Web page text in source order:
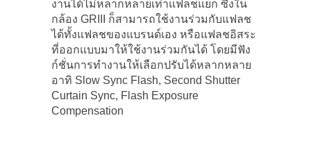
งานได้ไม่หลากหลายเท่าแฟลชแยก ซึ่งใน
กล้อง GRIII ก็สามารถใช้งานร่วมกับแฟลช
ได้ทั้งแฟลชของแบรนด์เอง หรือแฟลชอิสระ
ที่ออกแบบมาให้ใช้งานร่วมกันได้ โดยมีฟัง
ก์ชั่นการทำงานให้เลือกปรับได้หลากหลาย
อาทิ Slow Sync Flash, Second Shutter
Curtain Sync, Flash Exposure
Compensation